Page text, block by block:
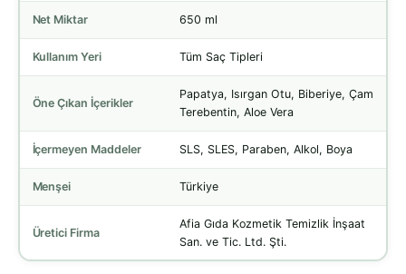
Net Miktar 650 ml
Kullanım Yeri Tüm Saç Tipleri
Öne Çıkan İçerikler
Papatya, Isırgan Otu, Biberiye, Çam
Terebentin, Aloe Vera
İçermeyen Maddeler SLS, SLES, Paraben, Alkol, Boya
Menşei Türkiye
Üretici Firma
Afia Gıda Kozmetik Temizlik İnşaat
San. ve Tic. Ltd. Şti.